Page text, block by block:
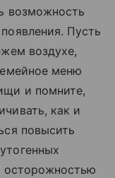
возможность
Пусть
воздухе,
меню
и помните,
как и
повысить
осторожностью